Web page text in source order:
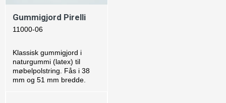
Gummigjord Pirelli
11000-06
Klassisk gummigjord i
naturgummi (latex) til
møbelpolstring. Fås i 38
mm og 51 mm bredde.